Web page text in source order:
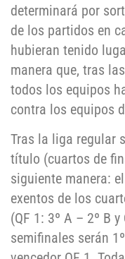
determinará por
de los partidos en
hubieran tenido
manera que, tras
todos los equipos
contra los equipos
Tras la liga regular
título (cuartos de
siguiente manera:
exentos de los
(QF 1: 3º A – 2º B
semifinales serán